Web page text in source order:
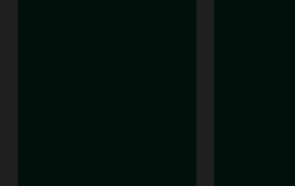
tras las críticas de